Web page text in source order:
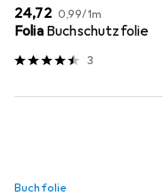
EUR
24,72 EUR
0,99/1m
Folia Buchschutzfolie
3
Buchfolie